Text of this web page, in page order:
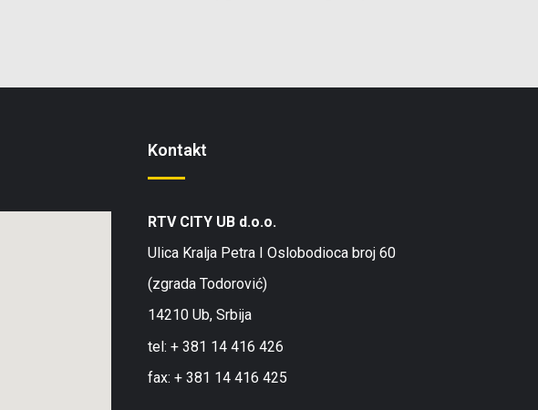
Kontakt
RTV CITY UB d.o.o.
Ulica Kralja Petra I Oslobodioca broj 60
(zgrada Todorović)
14210 Ub, Srbija
tel: + 381 14 416 426
fax: + 381 14 416 425